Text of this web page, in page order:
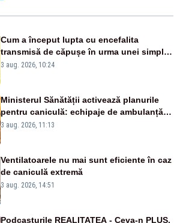
Cum a început lupta cu encefalita
transmisă de căpușe în urma unei simple
vacanțe
3 aug. 2026, 10:24
Ministerul Sănătății activează planurile
pentru caniculă: echipaje de ambulanță
suplimentate, stocuri de medicamente
3 aug. 2026, 11:13
Ventilatoarele nu mai sunt eficiente în caz
de caniculă extremă
3 aug. 2026, 14:51
Podcasturile REALITATEA - Ceva-n PLUS.